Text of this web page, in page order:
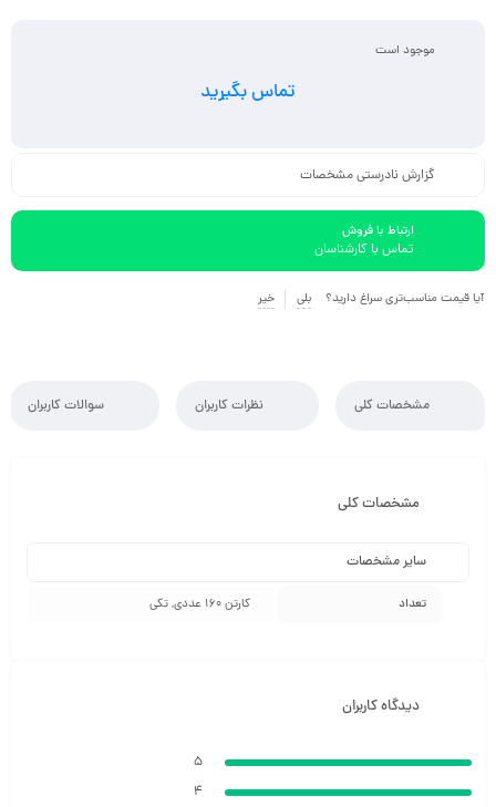
موجود است
تماس بگیرید
گزارش نادرستی مشخصات
ارتباط با فروش
تماس با کارشناسان
آیا قیمت مناسب‌تری سراغ دارید؟ بلی خیر
مشخصات کلی نظرات کاربران سوالات کاربران
مشخصات کلی
سایر مشخصات
تعداد کارتن 160 عددی, تکی
دیدگاه کاربران
5
4